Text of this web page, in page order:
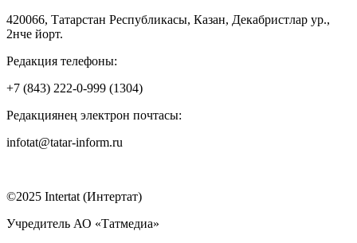
420066, Татарстан Республикасы, Казан, Декабристлар ур.,
2нче йорт.
Редакция телефоны:
+7 (843) 222-0-999 (1304)
Редакциянең электрон почтасы:
infotat@tatar-inform.ru
©2025 Intertat (Интертат)
Учредитель АО «Татмедиа»